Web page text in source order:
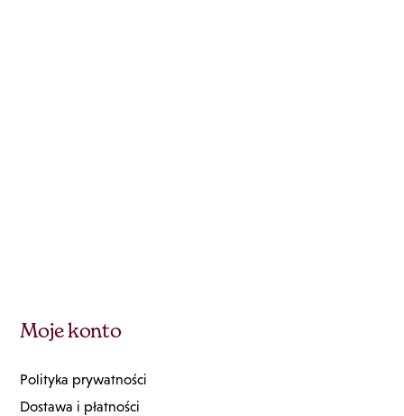
Moje konto
Polityka prywatności
Dostawa i płatności